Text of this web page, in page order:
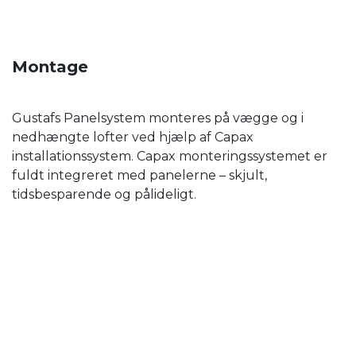
Montage
Gustafs Panelsystem monteres på vægge og i
nedhængte lofter ved hjælp af Capax
installationssystem. Capax monteringssystemet er
fuldt integreret med panelerne – skjult,
tidsbesparende og pålideligt.